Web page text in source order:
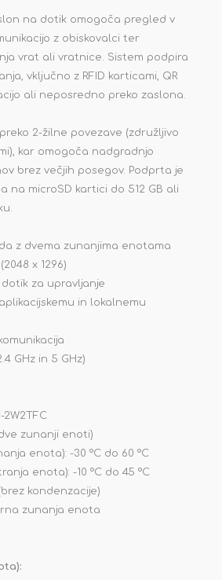
na dotik omogoča pregled v
z obiskovalci ter
vrat ali vratnice. Sistem podpira
vključno z RFID karticami, QR
ali neposredno preko zaslona.
2-žilne povezave (združljivo
kar omogoča nadgradnjo
brez večjih posegov. Podprta je
na microSD kartici do 512 GB ali
z dvema zunanjima enotama
x 1296)
za upravljanje
aplikacijskemu in lokalnemu
GHz in 5 GHz)
2W2TFC
zunanji enoti)
enota): -30 °C do 60 °C
enota): -10 °C do 45 °C
kondenzacije)
zunanja enota